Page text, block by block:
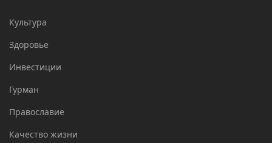
Культура
Здоровье
Инвестиции
Гурман
Православие
Качество жизни